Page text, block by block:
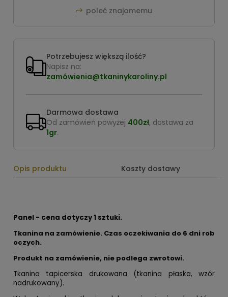
poleć znajomemu
Potrzebujesz większą ilość?
Napisz na:
zamówienia@tkaninykaroliny.pl
Darmowa dostawa
Od zamówień powyżej 400zł, dostawa za
1gr.
Opis produktu Koszty dostawy
Panel - cena dotyczy 1 sztuki.
Tkanina na zamówienie. Czas oczekiwania do 6 dni rob
oczych.
Produkt na zamówienie, nie podlega zwrotowi.
Tkanina tapicerska drukowana (tkanina płaska, wzór
nadrukowany).